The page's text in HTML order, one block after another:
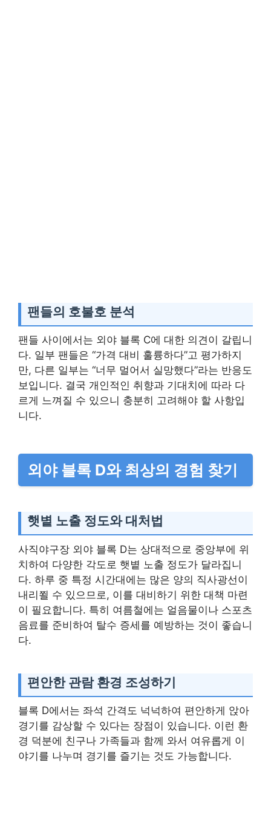
팬들의 호불호 분석
팬들 사이에서는 외야 블록 C에 대한 의견이 갈립니
다. 일부 팬들은 “가격 대비 훌륭하다”고 평가하지
만, 다른 일부는 “너무 멀어서 실망했다”라는 반응도
보입니다. 결국 개인적인 취향과 기대치에 따라 다
르게 느껴질 수 있으니 충분히 고려해야 할 사항입
니다.
외야 블록 D와 최상의 경험 찾기
햇볕 노출 정도와 대처법
사직야구장 외야 블록 D는 상대적으로 중앙부에 위
치하여 다양한 각도로 햇볕 노출 정도가 달라집니
다. 하루 중 특정 시간대에는 많은 양의 직사광선이
내리쬘 수 있으므로, 이를 대비하기 위한 대책 마련
이 필요합니다. 특히 여름철에는 얼음물이나 스포츠
음료를 준비하여 탈수 증세를 예방하는 것이 좋습니
다.
편안한 관람 환경 조성하기
블록 D에서는 좌석 간격도 넉넉하여 편안하게 앉아
경기를 감상할 수 있다는 장점이 있습니다. 이런 환
경 덕분에 친구나 가족들과 함께 와서 여유롭게 이
야기를 나누며 경기를 즐기는 것도 가능합니다.